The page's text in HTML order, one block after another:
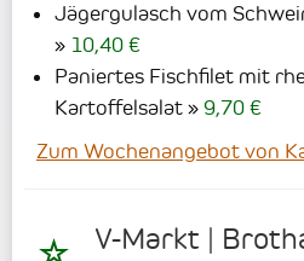
Jägergulasch vom
10,40 €
Paniertes Fischfilet mit
Kartoffelsalat
9,70 €
Zum Wochenangebot von
V-Markt |